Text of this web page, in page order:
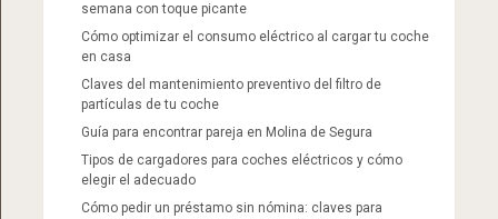
semana con toque picante
Cómo optimizar el consumo eléctrico al cargar tu coche
en casa
Claves del mantenimiento preventivo del filtro de
partículas de tu coche
Guía para encontrar pareja en Molina de Segura
Tipos de cargadores para coches eléctricos y cómo
elegir el adecuado
Cómo pedir un préstamo sin nómina: claves para